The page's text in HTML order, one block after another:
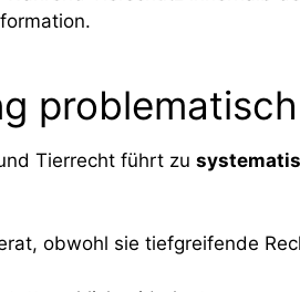
Tierrecht führt zu
obwohl sie tiefgreifende